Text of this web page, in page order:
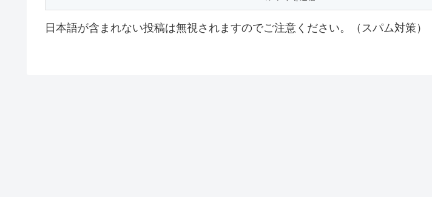
日本語が含まれない投稿は無視されますのでご注意ください。（スパム対策）